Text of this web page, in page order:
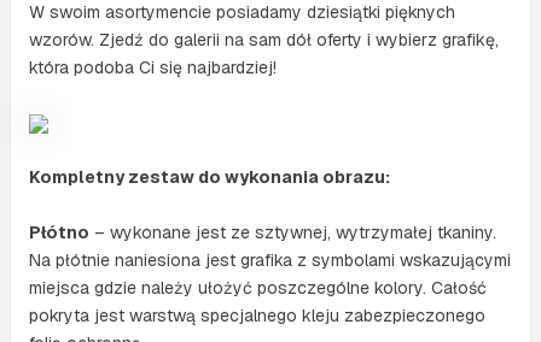
W swoim asortymencie posiadamy dziesiątki pięknych
wzorów. Zjedź do galerii na sam dół oferty i wybierz grafikę,
która podoba Ci się najbardziej!
Kompletny zestaw do wykonania obrazu:
Płótno – wykonane jest ze sztywnej, wytrzymałej tkaniny.
Na płótnie naniesiona jest grafika z symbolami wskazującymi
miejsca gdzie należy ułożyć poszczególne kolory. Całość
pokryta jest warstwą specjalnego kleju zabezpieczonego